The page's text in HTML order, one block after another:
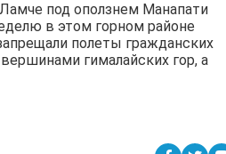
под оползнем Манапати
в этом горном районе
полеты гражданских
гималайских гор, а